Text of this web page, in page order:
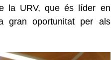
la URV, que és líder en
gran oportunitat per als